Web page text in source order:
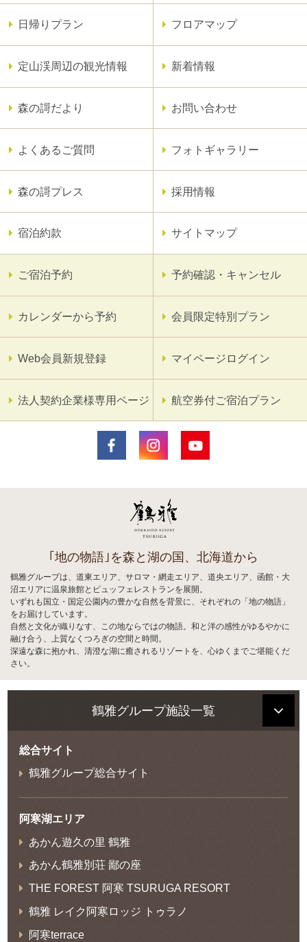
日帰りプラン フロアマップ
定山渓周辺の観光情報 新着情報
森の謌だより お問い合わせ
よくあるご質問 フォトギャラリー
森の謌プレス 採用情報
宿泊約款 サイトマップ
ご宿泊予約 予約確認・キャンセル
カレンダーから予約 会員限定特別プラン
Web会員新規登録 マイページログイン
法人契約企業様専用ページ 航空券付ご宿泊プラン
｢地の物語｣を森と湖の国、北海道から
鶴雅グループは、道東エリア、サロマ・網走エリア、道央エリア、函館・大
沼エリアに温泉旅館とビュッフェレストランを展開。
いずれも国立・国定公園内の豊かな自然を背景に、それぞれの「地の物語」
をお届けしています。
自然と文化が織りなす、この地ならではの物語。和と洋の感性がゆるやかに
融け合う、上質なくつろぎの空間と時間。
深遠な森に抱かれ、清澄な湖に癒されるリゾートを、心ゆくまでご堪能くだ
さい。
鶴雅グループ施設一覧
総合サイト
鶴雅グループ総合サイト
阿寒湖エリア
あかん遊久の里 鶴雅
あかん鶴雅別荘 鄙の座
THE FOREST 阿寒 TSURUGA RESORT
鶴雅 レイク阿寒ロッジ トゥラノ
阿寒terrace